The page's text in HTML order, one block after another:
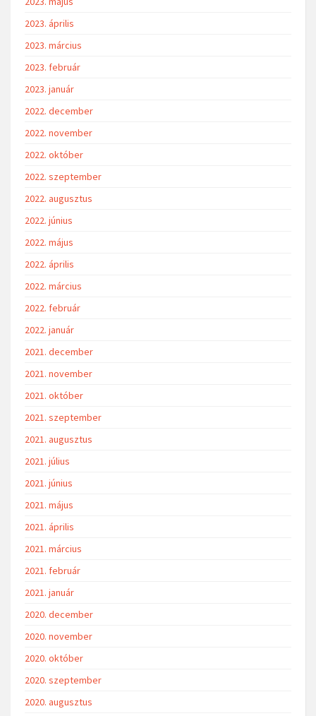
2023. április
2023. március
2023. február
2023. január
2022. december
2022. november
2022. október
2022. szeptember
2022. augusztus
2022. június
2022. május
2022. április
2022. március
2022. február
2022. január
2021. december
2021. november
2021. október
2021. szeptember
2021. augusztus
2021. július
2021. június
2021. május
2021. április
2021. március
2021. február
2021. január
2020. december
2020. november
2020. október
2020. szeptember
2020. augusztus